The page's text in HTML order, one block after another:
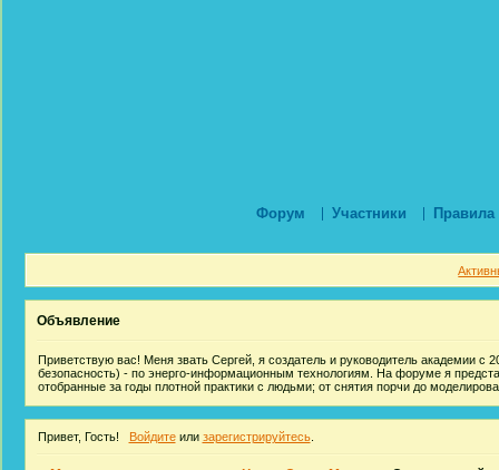
Форум Участники Правила
Объявление
Приветствую вас! Меня звать Сергей, я создатель и руководитель академии с
безопасность) - по энерго-информационным технологиям. На форуме я
отобранные за годы плотной практики с людьми; от снятия порчи до
Привет, Гость! Войдитеили зарегистрируйтесь.